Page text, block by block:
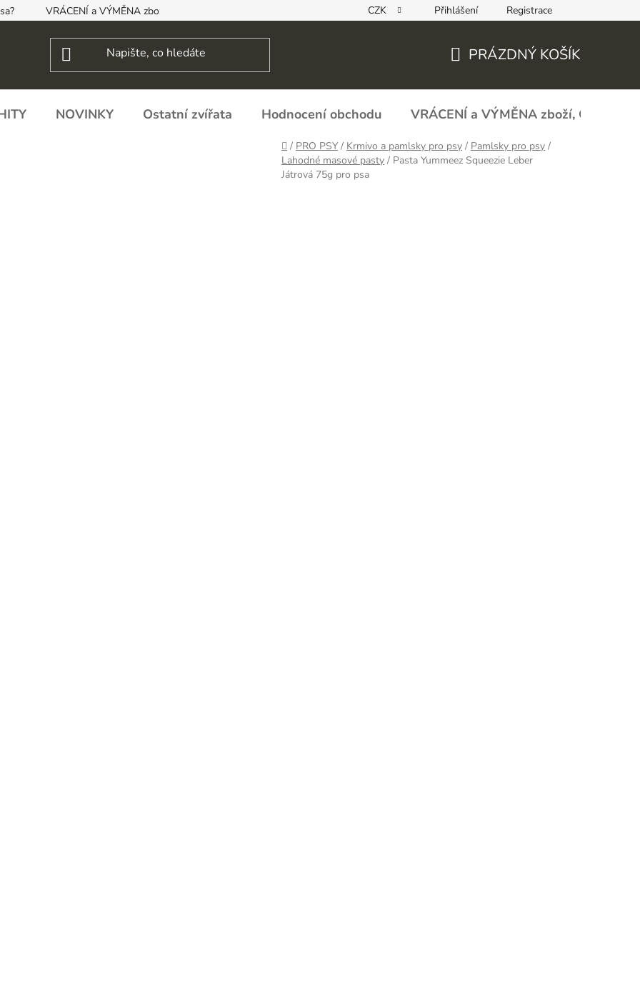
VRÁCENÍ a VÝMĚNA zboží, ODSTOUPENÍ OD SMLOUVY REKLAMAČNÍ FORMULÁŘ - zboží s vadou
CZK Přihlášení Registrace
KOŠÍK
PRÁZDNÝ KOŠÍK
NOVINKY Ostatní zvířata Hodnocení obchodu VRÁCENÍ a VÝMĚNA zboží,
Domů
/ PRO PSY / Krmivo a pamlsky pro psy / Pamlsky pro psy /
Lahodné masové pasty / Pasta Yummeez Squeezie Leber
Játrová 75g pro psa